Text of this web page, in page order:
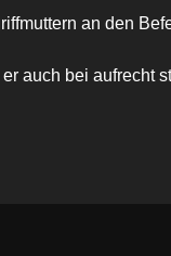
an den
auch bei aufrecht